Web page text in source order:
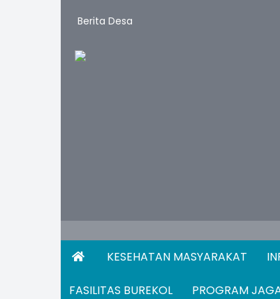
Berita Desa
KESEHATAN MASYARAKAT
FASILITAS BUREKOL PROGRAM